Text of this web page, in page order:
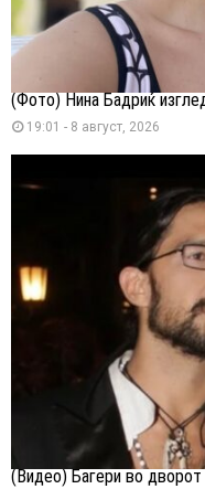
(Фото) Нина Бадриќ
19:01 - 8 август, 2026
(Видео) Багери во дворот